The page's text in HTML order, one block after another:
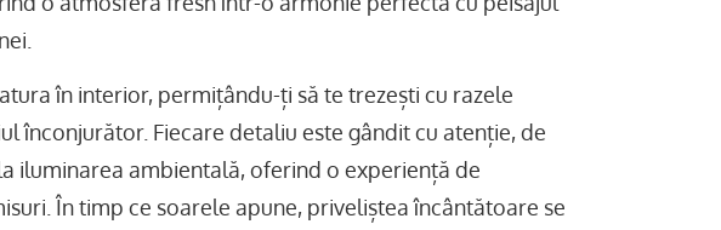
în interior, permițându-ți să te trezești cu razele
înconjurător. Fiecare detaliu este gândit cu atenție, de
iluminarea ambientală, oferind o experiență de
În timp ce soarele apune, priveliștea încântătoare se